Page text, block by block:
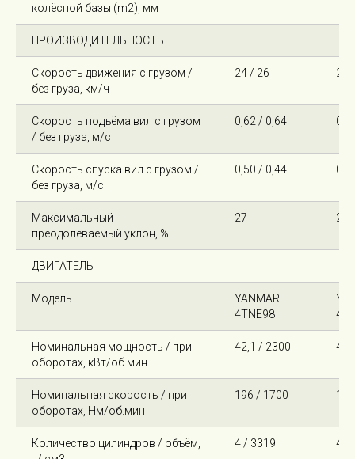
колёсной базы (m2), мм
ПРОИЗВОДИТЕЛЬНОСТЬ
Скорость движения с грузом /
без груза, км/ч
24 / 26 26
Скорость подъёма вил с грузом
/ без груза, м/с
0,62 / 0,64
Скорость спуска вил с грузом /
без груза, м/с
0,50 / 0,44
Максимальный
преодолеваемый уклон, %
27 22
ДВИГАТЕЛЬ
Модель
YANMAR
4TNE98
Номинальная мощность / при
оборотах, кВт/об.мин
42,1 / 2300
Номинальная скорость / при
оборотах, Нм/об.мин
196 / 1700
Количество цилиндров / объём,
4 / 3319 4 /